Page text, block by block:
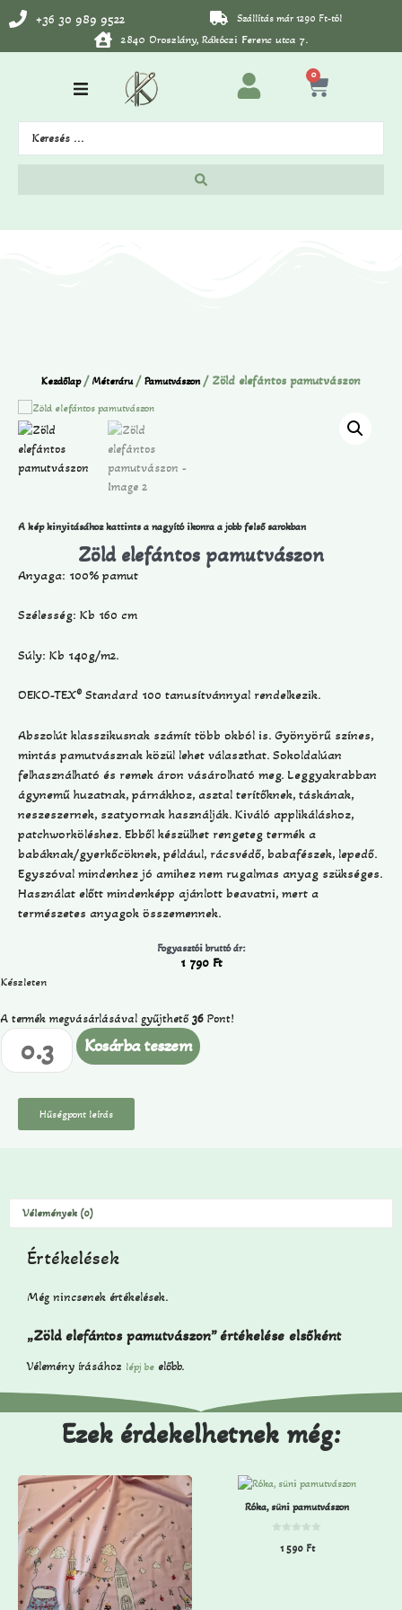
+36 30 989 9522 Szállítás már 1290 Ft-tól
2840 Oroszlány, Rákóczi Ferenc utca 7.
0
Kezdőlap/ Méteráru/ Pamutvászon/ Zöld elefántos pamutvászon
A kép kinyitásához kattints a nagyító ikonra a jobb felső sarokban
Zöld elefántos pamutvászon
Anyaga: 100% pamut
Szélesség: Kb 160 cm
Súly: Kb 140g/m2.
OEKO-TEX® Standard 100 tanusítvánnyal rendelkezik.
Abszolút klasszikusnak számít több okból is. Gyönyörű színes,
mintás pamutvásznak közül lehet választhat. Sokoldalúan
felhasználható és remek áron vásárolható meg. Leggyakrabban
ágynemű huzatnak, párnákhoz, asztal terítőknek, táskának,
neszeszernek, szatyornak használják. Kiváló applikáláshoz,
patchworköléshez. Ebből készülhet rengeteg termék a
babáknak/gyerkőcöknek, például, rácsvédő, babafészek, lepedő.
Egyszóval mindenhez jó amihez nem rugalmas anyag szükséges.
Használat előtt mindenképp ajánlott beavatni, mert a
természetes anyagok összemennek.
Fogyasztói bruttó ár:
1 790 Ft
Készleten
A termék megvásárlásával gyűjthető36 Pont!
Kosárba teszem
Hűségpont leírás
Vélemények (0)
Értékelések
Még nincsenek értékelések.
„Zöld elefántos pamutvászon” értékelése elsőként
Vélemény írásához lépj be előbb.
Ezek érdekelhetnek még:
Róka, süni pamutvászon
1 590 Ft